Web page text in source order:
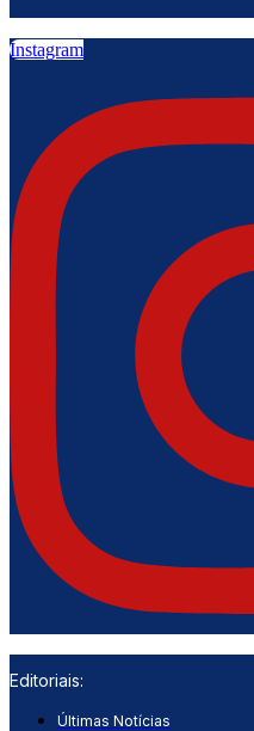
Instagram
Editoriais:
Últimas Notícias